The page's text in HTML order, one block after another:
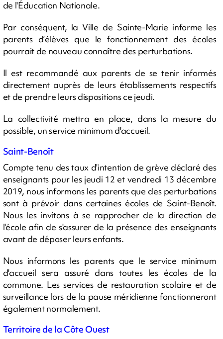
de l'Éducation Nationale.
Par conséquent, la Ville de Sainte-Marie informe les
parents d’élèves que le fonctionnement des écoles
pourrait de nouveau connaître des perturbations.
Il est recommandé aux parents de se tenir informés
directement auprès de leurs établissements respectifs
et de prendre leurs dispositions ce jeudi.
La collectivité mettra en place, dans la mesure du
possible, un service minimum d'accueil.
Saint-Benoît
Compte tenu des taux d'intention de grève déclaré des
enseignants pour les jeudi 12 et vendredi 13 décembre
2019, nous informons les parents que des perturbations
sont à prévoir dans certaines écoles de Saint-Benoît.
Nous les invitons à se rapprocher de la direction de
l'école afin de s'assurer de la présence des enseignants
avant de déposer leurs enfants.
Nous informons les parents que le service minimum
d'accueil sera assuré dans toutes les écoles de la
commune. Les services de restauration scolaire et de
surveillance lors de la pause méridienne fonctionneront
également normalement.
Territoire de la Côte Ouest